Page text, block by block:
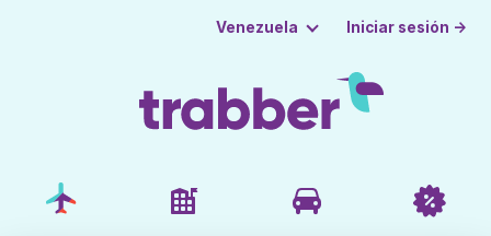
Venezuela Iniciar sesión →